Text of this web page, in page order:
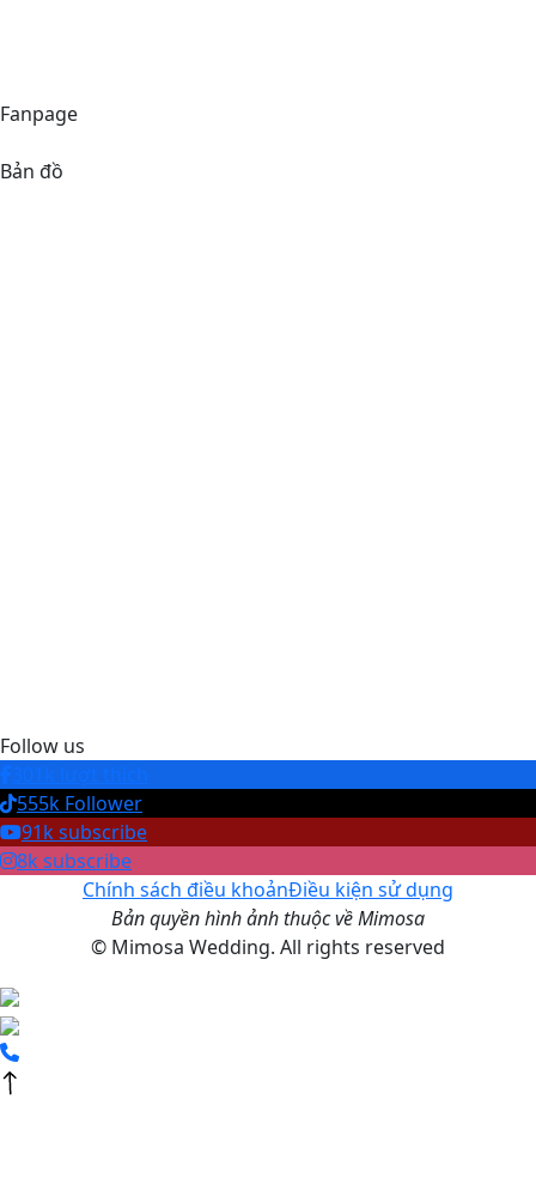
Fanpage
Bản đồ
Follow us
555k Follower
91k subscribe
8k subscribe
Chính sách điều khoảnĐiều kiện sử dụng
Bản quyền hình ảnh thuộc về Mimosa
© Mimosa Wedding. All rights reserved